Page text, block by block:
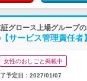
グロース上場グループ
サービス管理責任
女性のおしごと掲載中
予定日： 2027/01/07